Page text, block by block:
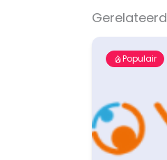
Gerelateerd
Populair